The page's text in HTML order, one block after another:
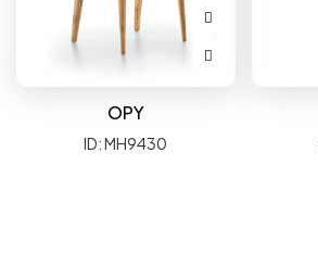
OPY
ID: MH9430